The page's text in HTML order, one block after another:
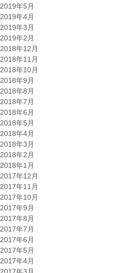
2019年5月
2019年4月
2019年3月
2019年2月
2018年12月
2018年11月
2018年10月
2018年9月
2018年8月
2018年7月
2018年6月
2018年5月
2018年4月
2018年3月
2018年2月
2018年1月
2017年12月
2017年11月
2017年10月
2017年9月
2017年8月
2017年7月
2017年6月
2017年5月
2017年4月